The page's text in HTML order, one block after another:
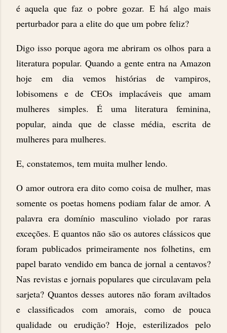
é aquela que faz o pobre gozar. E há algo mais
perturbador para a elite do que um pobre feliz?
Digo isso porque agora me abriram os olhos para a
literatura popular. Quando a gente entra na Amazon
hoje em dia vemos histórias de vampiros,
lobisomens e de CEOs implacáveis que amam
mulheres simples. É uma literatura feminina,
popular, ainda que de classe média, escrita de
mulheres para mulheres.
E, constatemos, tem muita mulher lendo.
O amor outrora era dito como coisa de mulher, mas
somente os poetas homens podiam falar de amor. A
palavra era domínio masculino violado por raras
exceções. E quantos não são os autores clássicos que
foram publicados primeiramente nos folhetins, em
papel barato vendido em banca de jornal a centavos?
Nas revistas e jornais populares que circulavam pela
sarjeta? Quantos desses autores não foram aviltados
e classificados com amorais, como de pouca
qualidade ou erudição? Hoje, esterilizados pelo